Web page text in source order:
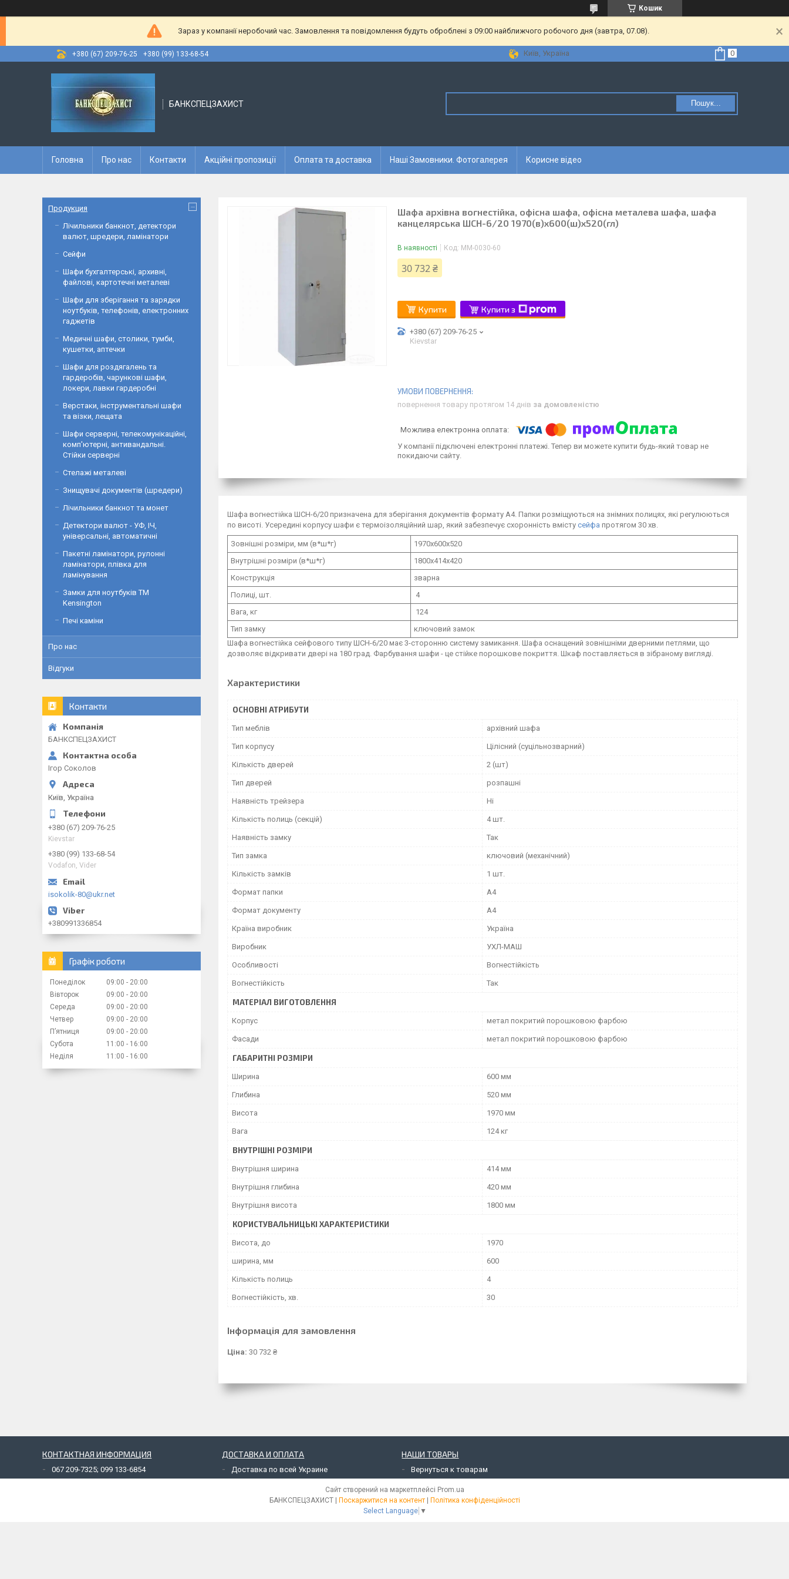
Кошик
Зараз у компанії неробочий час. Замовлення та повідомлення будуть оброблені з 09:00 найближчого робочого дня (завтра, 07.08).
+380 (67) 209-76-25 +380 (99) 133-68-54 Київ, Україна
БАНКСПЕЦЗАХИСТ Пошук...
Головна Про нас Контакти Акційні пропозиції Оплата та доставка Наші Замовники. Фотогалерея Корисне відео
Шафа архівна вогнестійка, офісна шафа, офісна металева шафа, шафа
канцелярська ШСН-6/20 1970(в)х600(ш)х520(гл)
В наявності Код: ММ-0030-60
30 732 ₴
Купити Купити з
+380 (67) 209-76-25
Kievstar
повернення товару протягом 14 днів за домовленістю
У компанії підключені електронні платежі. Тепер ви можете купити будь-який товар не
покидаючи сайту.
Шафа вогнестійка ШСН-6/20 призначена для зберігання документів формату А4. Папки розміщуються на знімних полицях, які регулюються
по висоті. Усередині корпусу шафи є термоізоляційний шар, який забезпечує схоронність вмісту сейфа протягом 30 хв.
Зовнішні розміри, мм (в*ш*г)
1970х600х520
Внутрішні розміри (в*ш*г)
1800х414х420
Конструкція
зварна
Полиці, шт.
4
Вага, кг
124
Тип замку
ключовий замок
Шафа вогнестійка сейфового типу ШСН-6/20 має 3-сторонню систему замикання. Шафа оснащений зовнішніми дверними петлями, що
дозволяє відкривати двері на 180 град. Фарбування шафи - це стійке порошкове покриття. Шкаф поставляється в зібраному вигляді.
Характеристики
ОСНОВНІ АТРИБУТИ
Тип меблів архівний шафа
Тип корпусу Цілісний (суцільнозварний)
Кількість дверей 2 (шт)
Тип дверей розпашні
Наявність трейзера Ні
Кількість полиць (секцій) 4 шт.
Наявність замку Так
Тип замка ключовий (механічний)
Кількість замків 1 шт.
Формат папки А4
Формат документу А4
Країна виробник Україна
Виробник УХЛ-МАШ
Особливості Вогнестійкість
Вогнестійкість Так
МАТЕРІАЛ ВИГОТОВЛЕННЯ
Корпус метал покритий порошковою фарбою
Фасади метал покритий порошковою фарбою
ГАБАРИТНІ РОЗМІРИ
Ширина 600 мм
Глибина 520 мм
Висота 1970 мм
Вага 124 кг
ВНУТРІШНІ РОЗМІРИ
Внутрішня ширина 414 мм
Внутрішня глибина 420 мм
Внутрішня висота 1800 мм
КОРИСТУВАЛЬНИЦЬКІ ХАРАКТЕРИСТИКИ
Висота, до 1970
ширина, мм 600
Кількість полиць 4
Вогнестійкість, хв. 30
Інформація для замовлення
Ціна: 30 732 ₴
Продукция
Лічильники банкнот, детектори
валют, шредери, ламінатори
Сейфи
Шафи бухгалтерські, архивні,
файлові, картотечні металеві
Шафи для зберігання та зарядки
ноутбуків, телефонів, електронних
гаджетів
Медичні шафи, столики, тумби,
кушетки, аптечки
Шафи для роздягалень та
гардеробів, чарункові шафи,
локери, лавки гардеробні
Верстаки, інструментальні шафи
та візки, лещата
Шафи серверні, телекомунікаційні,
комп'ютерні, антивандальні.
Стійки серверні
Стелажі металеві
Знищувачі документів (шредери)
Лічильники банкнот та монет
Детектори валют - УФ, ІЧ,
універсальні, автоматичні
Пакетні ламінатори, рулонні
ламінатори, плівка для
ламінування
Замки для ноутбуків ТМ
Kensington
Печі каміни
Про нас
Відгуки
Контакти
БАНКСПЕЦЗАХИСТ
Ігор Соколов
Київ, Україна
+380 (67) 209-76-25
Kievstar
+380 (99) 133-68-54
Vodafon, Vider
isokolik-80@ukr.net
+380991336854
Графік роботи
Понеділок 09:00
20:00
Вівторок
09:00
20:00
Середа
09:00
20:00
Четвер
09:00
20:00
Пʼятниця
09:00
20:00
Субота
11:00
16:00
Неділя
11:00 16:00
КОНТАКТНАЯ ИНФОРМАЦИЯ
067 209-7325; 099 133-6854
ДОСТАВКА И ОПЛАТА
Доставка по всей Украине
НАШИ ТОВАРЫ
Вернуться к товарам
Сайт створений на маркетплейсі Prom.ua
БАНКСПЕЦЗАХИСТ | Поскаржитися на контент | Політика конфіденційності
Select Language ▼